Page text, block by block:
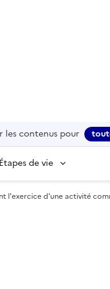
les contenus pour
Étapes de vie
l'exercice d'une activité